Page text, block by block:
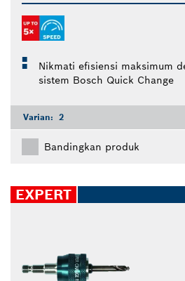
Nikmati efisiensi maksimum
sistem Bosch Quick Change
Varian: 2
Bandingkan produk
EXPERT